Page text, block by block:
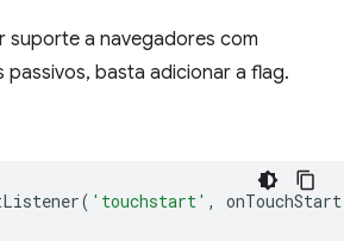
suporte a navegadores com
passivos, basta adicionar a flag.
( 'touchstart' , onTouchStart